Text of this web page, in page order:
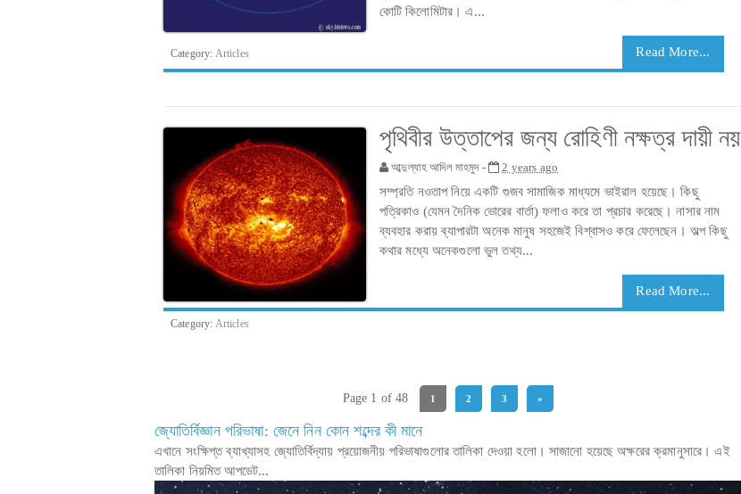
কোটি কিলোমিটার। এ...
Category: Articles Read More...
পৃথিবীর উত্তাপের জন্য রোহিণী নক্ষত্র দায়ী নয়
আব্দুল্যাহ আদিল মাহমুদ - 2 years ago
সম্প্রতি নওতাপ নিয়ে একটি গুজব সামাজিক মাধ্যমে ভাইরাল হয়েছে। কিছু
পত্রিকাও (যেমন দৈনিক ভোরের বার্তা) ফলাও করে তা প্রচার করেছে। নাসার নাম
ব্যবহার করায় ব্যাপারটা অনেক মানুষ সহজেই বিশ্বাসও করে ফেলেছেন। অল্প কিছু
কথার মধ্যে অনেকগুলো ভুল তথ্য...
Category: Articles
Read More...
Page 1 of 48 1 2 3 »
জ্যোতির্বিজ্ঞান পরিভাষা: জেনে নিন কোন শব্দের কী মানে
এখানে সংক্ষিপ্ত ব্যাখ্যাসহ জ্যোতির্বিদ্যায় প্রয়োজনীয় পরিভাষাগুলোর তালিকা দেওয়া হলো। সাজানো হয়েছে অক্ষরের ক্রমানুসারে। এই
তালিকা নিয়মিত আপডেট...